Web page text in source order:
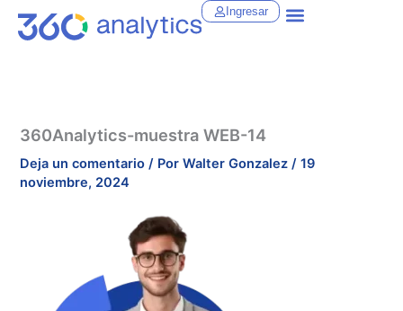
Ingresar
360Analytics-muestra WEB-14
Deja un comentario / PorWalter Gonzalez/19
noviembre, 2024